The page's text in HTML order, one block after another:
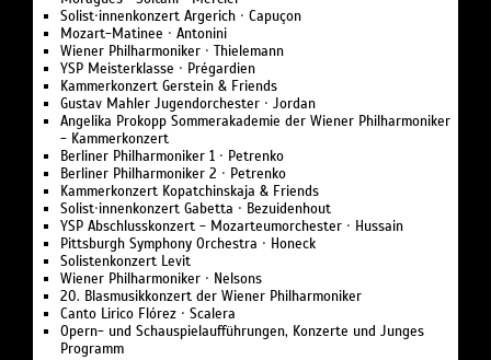
Solist·innenkonzert Argerich · Capuçon
Mozart-Matinee · Antonini
Wiener Philharmoniker · Thielemann
YSP Meisterklasse · Prégardien
Kammerkonzert Gerstein & Friends
Gustav Mahler Jugendorchester · Jordan
Angelika Prokopp Sommerakademie der Wiener Philharmoniker
- Kammerkonzert
Berliner Philharmoniker 1 · Petrenko
Berliner Philharmoniker 2 · Petrenko
Kammerkonzert Kopatchinskaja & Friends
Solist·innenkonzert Gabetta · Bezuidenhout
YSP Abschlusskonzert - Mozarteumorchester · Hussain
Pittsburgh Symphony Orchestra · Honeck
Solistenkonzert Levit
Wiener Philharmoniker · Nelsons
20. Blasmusikkonzert der Wiener Philharmoniker
Canto Lirico Flórez · Scalera
Opern- und Schauspielaufführungen, Konzerte und Junges
Programm